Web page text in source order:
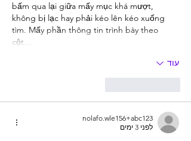
bấm qua lại giữa mấy mục khá mượt,
không bị lạc hay phải kéo lên kéo xuống
tìm. Mấy phần thông tin trình bày theo
cột…
עוד
nolafo.wle156+abc123
לפני 3 ימים